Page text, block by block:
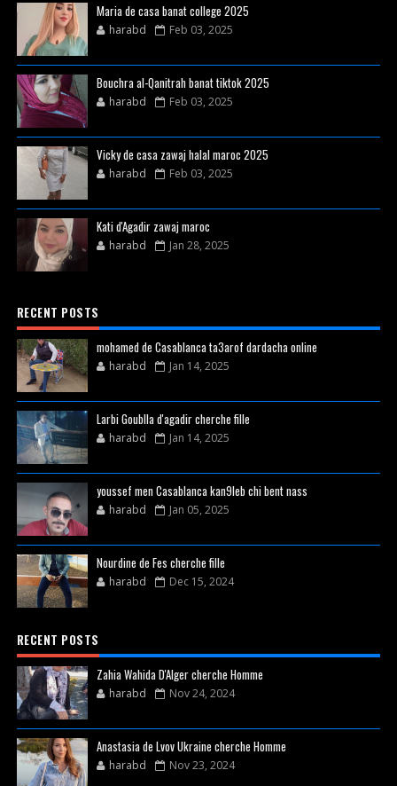
Maria de casa banat college 2025
harabd Feb 03, 2025
Bouchra al-Qanitrah banat tiktok 2025
harabd Feb 03, 2025
Vicky de casa zawaj halal maroc 2025
harabd Feb 03, 2025
Kati d'Agadir zawaj maroc
harabd Jan 28, 2025
RECENT POSTS
mohamed de Casablanca ta3arof dardacha online
harabd Jan 14, 2025
Larbi Goublla d'agadir cherche fille
harabd Jan 14, 2025
youssef men Casablanca kan9leb chi bent nass
harabd Jan 05, 2025
Nourdine de Fes cherche fille
harabd Dec 15, 2024
RECENT POSTS
Zahia Wahida D'Alger cherche Homme
harabd Nov 24, 2024
Anastasia de Lvov Ukraine cherche Homme
harabd Nov 23, 2024